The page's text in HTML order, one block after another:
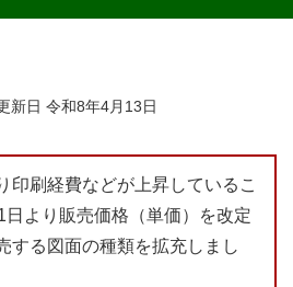
日 令和8年4月13日
印刷経費などが上昇しているこ
日より販売価格（単価）を改定
する図面の種類を拡充しまし